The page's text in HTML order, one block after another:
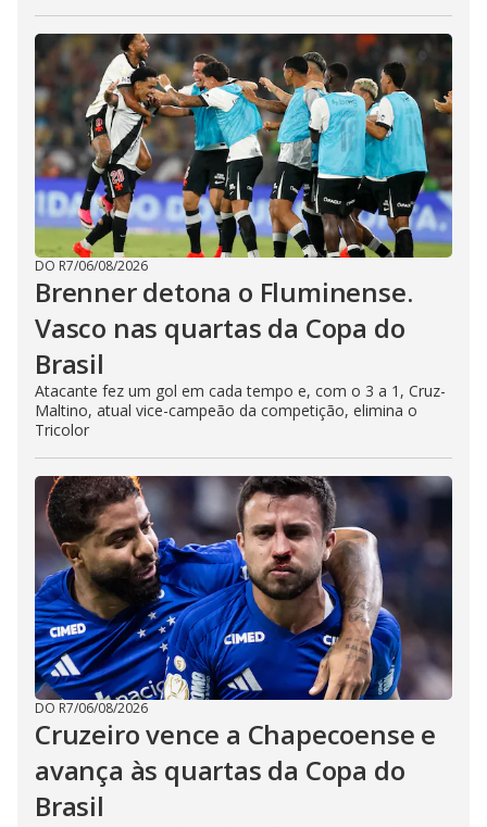
DO R7/06/08/2026
Brenner detona o Fluminense.
Vasco nas quartas da Copa do
Brasil
Atacante fez um gol em cada tempo e, com o 3 a 1, Cruz-
Maltino, atual vice-campeão da competição, elimina o
Tricolor
DO R7/06/08/2026
Cruzeiro vence a Chapecoense e
avança às quartas da Copa do
Brasil